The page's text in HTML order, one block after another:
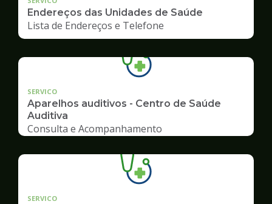
Endereços das Unidades de Saúde
Lista de Endereços e Telefone
SERVICO
Aparelhos auditivos - Centro de Saúde
Auditiva
Consulta e Acompanhamento
SERVICO